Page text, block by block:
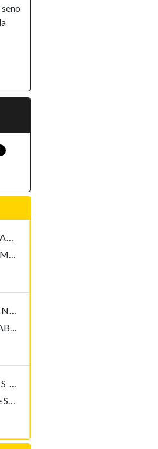
y la autonomía
así como el
de la mujer,
GRUPO AGEM
Avda. Rey Malabo (frente Ministerio de Sanidad) Malabo, Bioko Norte , Guinea Ecuatorial
WESTERN UNION
WU MALABO C/ Luba S/N Malabo, Bioko Norte , Guinea Ecuatorial
DONLUIS TDL
Entrada de Santa MarÃ­a I, esquina Hassan II. Malabo, Bioko Norte , Guinea Ecuatorial